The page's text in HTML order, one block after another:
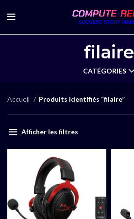
filaire
CATÉGORIES
Accueil Produits identifiés “filaire”
Afficher les filtres